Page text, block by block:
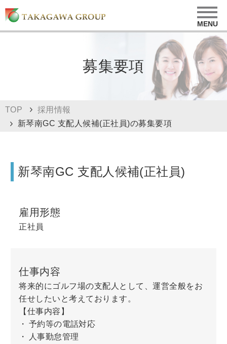
募集要項
TOP
採用情報
新琴南GC 支配人候補(正社員)の募集要項
新琴南GC 支配人候補(正社員)
雇用形態
正社員
仕事内容
将来的にゴルフ場の支配人として、運営全般をお
任せしたいと考えております。
【仕事内容】
予約等の電話対応
人事勤怠管理